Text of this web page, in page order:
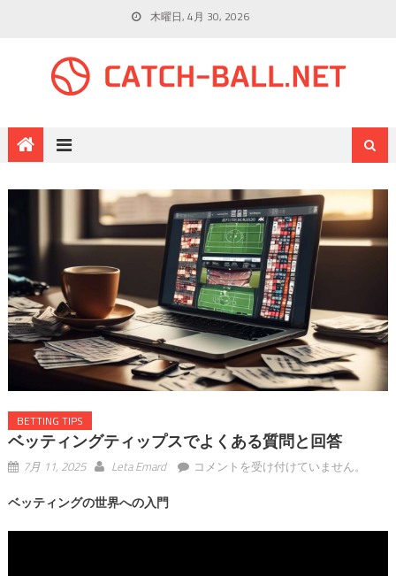
木曜日, 4月 30, 2026
BETTING TIPS
ベッティングティップスでよくある質問と回答
7月 11, 2025 Leta Emard
ベ
コメントを受け付けていません。
ベッティングの世界への入門